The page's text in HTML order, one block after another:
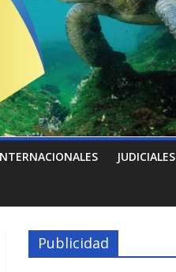
JUDICIALES
Publicidad